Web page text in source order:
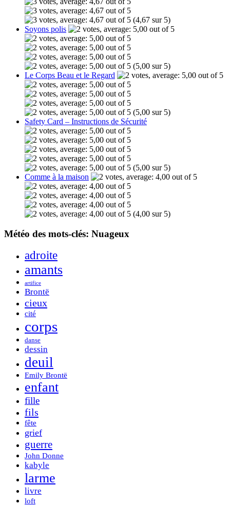
(4,67 sur 5)
Soyons polis
(5,00 sur 5)
Le Corps Beau et le Regard
(5,00 sur 5)
Safety Card – Instructions de Sécurité
(5,00 sur 5)
Comme à la maison
(4,00 sur 5)
Météo des mots-clés: Nuageux
adroite
amants
artifice
Brontë
cieux
cité
corps
danse
dessin
deuil
Emily Brontë
enfant
fille
fils
fête
grief
guerre
John Donne
kabyle
larme
livre
loft